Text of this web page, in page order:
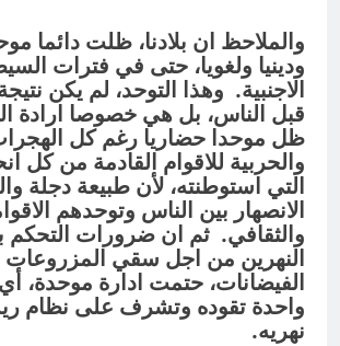
والملاحظ ان بلادنا، ظلت دائما
ودينيا ولغويا، حتى في فترات
الاجنبية. وهذا التوحد، لم يكن
قبل الناس، بل هي خصوصا ارادة
ظل موحدا حضاريا رغم كل
والحربية للاقوام القادمة من كل
التي استوطنته، لأن طبيعة دجلة
الانصهار بين الناس وتوحدهم
والثقافي. ثم ان ضرورات التحكم
النهرين من اجل سقي
الفيضانات، حتمت ادارة موحدة،
واحدة تقوده وتشرف على نظام
نهريه.